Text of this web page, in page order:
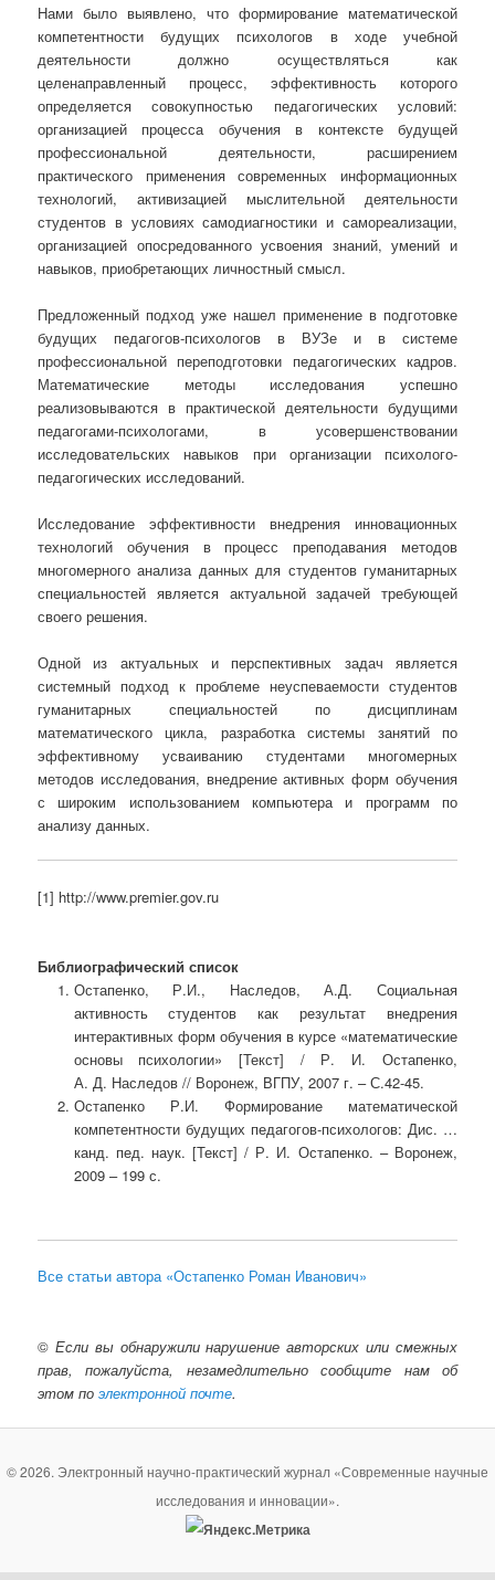
Нами было выявлено, что формирование математической
компетентности будущих психологов в ходе учебной
деятельности должно осуществляться как
целенаправленный процесс, эффективность которого
определяется совокупностью педагогических условий:
организацией процесса обучения в контексте будущей
профессиональной деятельности, расширением
практического применения современных информационных
технологий, активизацией мыслительной деятельности
студентов в условиях самодиагностики и самореализации,
организацией опосредованного усвоения знаний, умений и
навыков, приобретающих личностный смысл.
Предложенный подход уже нашел применение в подготовке
будущих педагогов-психологов в ВУЗе и в системе
профессиональной переподготовки педагогических кадров.
Математические методы исследования успешно
реализовываются в практической деятельности будущими
педагогами-психологами, в усовершенствовании
исследовательских навыков при организации психолого-
педагогических исследований.
Исследование эффективности внедрения инновационных
технологий обучения в процесс преподавания методов
многомерного анализа данных для студентов гуманитарных
специальностей является актуальной задачей требующей
своего решения.
Одной из актуальных и перспективных задач является
системный подход к проблеме неуспеваемости студентов
гуманитарных специальностей по дисциплинам
математического цикла, разработка системы занятий по
эффективному усваиванию студентами многомерных
методов исследования, внедрение активных форм обучения
с широким использованием компьютера и программ по
анализу данных.
[1] http://www.premier.gov.ru
Библиографический список
Остапенко, Р.И., Наследов, А.Д. Социальная
активность студентов как результат внедрения
интерактивных форм обучения в курсе «математические
основы психологии» [Текст] / Р. И. Остапенко,
А. Д. Наследов // Воронеж, ВГПУ, 2007 г. – С.42-45.
Остапенко Р.И. Формирование математической
компетентности будущих педагогов-психологов: Дис. …
канд. пед. наук. [Текст] / Р. И. Остапенко. – Воронеж,
2009 – 199 с.
Все статьи автора «Остапенко Роман Иванович»
© Если вы обнаружили нарушение авторских или смежных
прав, пожалуйста, незамедлительно сообщите нам об
этом поэлектронной почте.
© 2026. Электронный научно-практический журнал «Современные научные
исследования и инновации».